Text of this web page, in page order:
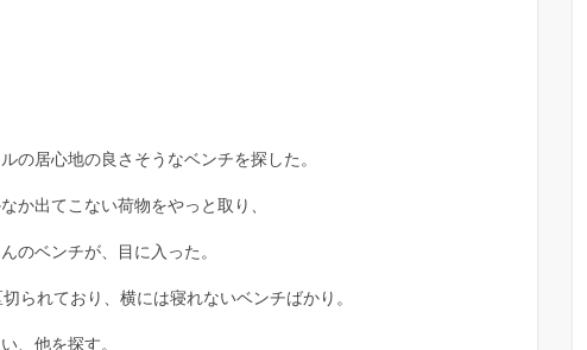
の居心地の良さそうなベンチを探した。
か出てこない荷物をやっと取り、
のベンチが、目に入った。
られており、横には寝れないベンチばかり。
、他を探す。